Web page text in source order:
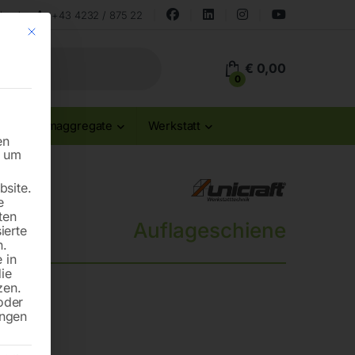
+43 4232 / 875 22
0
€ 0,00
Stromaggregate Werkstatt
Auflageschiene
Mit diesem Button wird der Dialog geschlossen. Seine Funktionalität ist
in